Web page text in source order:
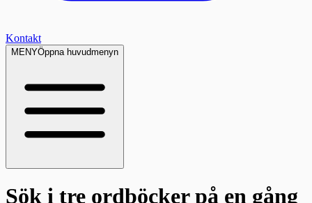
Kontakt
MENYÖppna huvudmenyn
Sök i tre ordböckerpå en gång